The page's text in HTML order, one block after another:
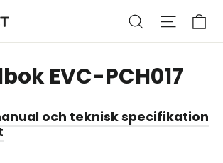
Sök
EVC-PCH017
och teknisk specifikation